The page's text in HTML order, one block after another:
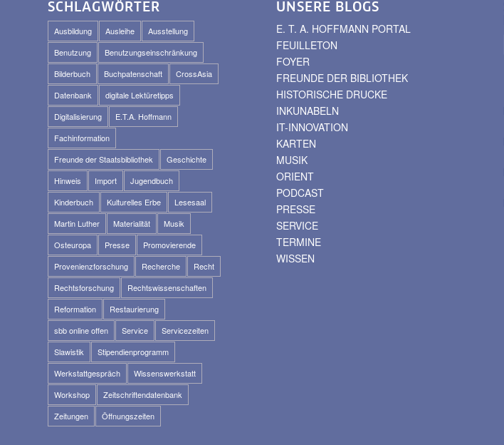
SCHLAGWÖRTER
Ausbildung Ausleihe
Ausstellung
Benutzung
Benutzungseinschränkung
Bilderbuch
Buchpatenschaft
CrossAsia
Datenbank
digitale Lektüretipps
Digitalisierung
E.T.A. Hoffmann
Fachinformation
Freunde der Staatsbibliothek
Geschichte
Hinweis
Import
Jugendbuch
Kinderbuch
Kulturelles Erbe
Lesesaal
Martin Luther
Materialität
Musik
Osteuropa
Presse
Promovierende
Provenienzforschung
Recherche
Recht
Rechtsforschung
Rechtswissenschaften
Reformation
Restaurierung
sbb online offen
Service
Servicezeiten
Slawistik
Stipendienprogramm
Werkstattgespräch
Wissenswerkstatt
Workshop
Zeitschriftendatenbank
Zeitungen
Öffnungszeiten
UNSERE BLOGS
E. T. A. HOFFMANN PORTAL
FEUILLETON
FOYER
FREUNDE DER BIBLIOTHEK
HISTORISCHE DRUCKE
INKUNABELN
IT-INNOVATION
KARTEN
MUSIK
ORIENT
PODCAST
PRESSE
SERVICE
TERMINE
WISSEN